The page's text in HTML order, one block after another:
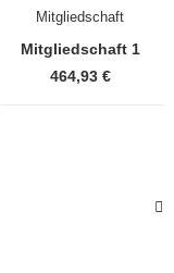
Mitgliedschaft
Mitgliedschaft 1
464,93 €